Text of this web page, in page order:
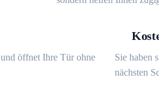
öffnet Ihre Tür ohne
Sie haben
nächsten